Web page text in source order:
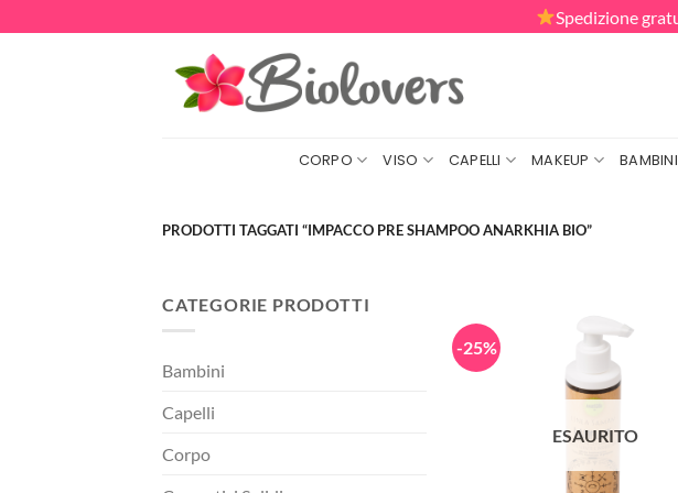
ai
Spedizione
CORPO VISO CAPELLI MAKEUP BAMBINI
PRODOTTI TAGGATI “IMPACCO PRE SHAMPOO ANARKHIA BIO”
CATEGORIE PRODOTTI
Bambini
Capelli
Corpo
-25%
ESAURITO